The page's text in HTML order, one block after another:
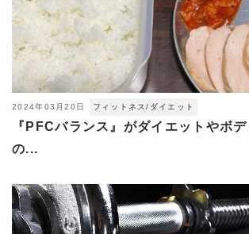
2024年03月20日 フィットネス/ダイエット
『PFCバランス』がダイエットやボ
の...